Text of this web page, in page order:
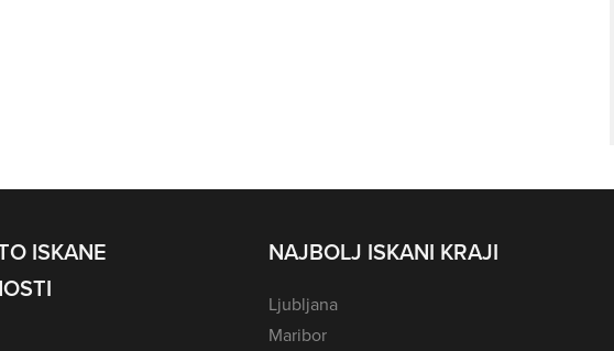
ISKANE
NAJBOLJ ISKANI KRAJI
Ljubljana
Maribor